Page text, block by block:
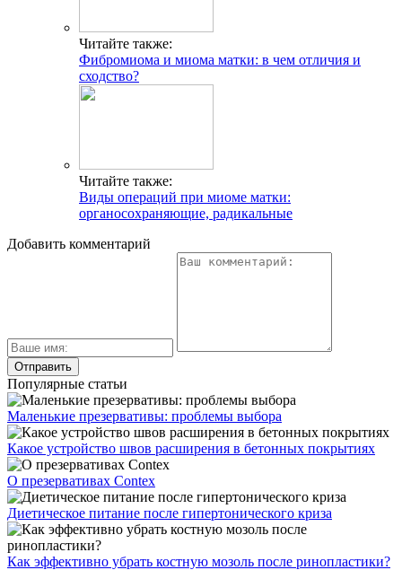
Читайте также:
Фибромиома и миома матки: в чем отличия и
сходство?
Читайте также:
Виды операций при миоме матки:
органосохраняющие, радикальные
Добавить комментарий
Популярные статьи
Маленькие презервативы: проблемы выбора
Какое устройство швов расширения в бетонных покрытиях
О презервативах Contex
Диетическое питание после гипертонического криза
Как эффективно убрать костную мозоль после ринопластики?